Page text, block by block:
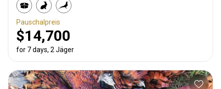
Pauschalpreis
$14,700
for 7 days, 2 Jäger